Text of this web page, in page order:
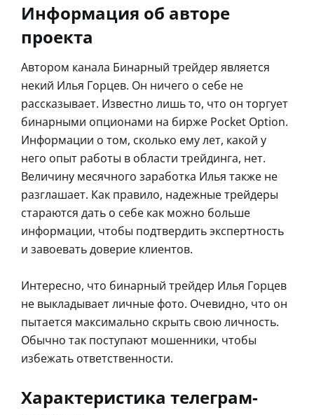
Информация об авторе
проекта
Автором канала Бинарный трейдер является
некий Илья Горцев. Он ничего о себе не
рассказывает. Известно лишь то, что он торгует
бинарными опционами на бирже Pocket Option.
Информации о том, сколько ему лет, какой у
него опыт работы в области трейдинга, нет.
Величину месячного заработка Илья также не
разглашает. Как правило, надежные трейдеры
стараются дать о себе как можно больше
информации, чтобы подтвердить экспертность
и завоевать доверие клиентов.
Интересно, что бинарный трейдер Илья Горцев
не выкладывает личные фото. Очевидно, что он
пытается максимально скрыть свою личность.
Обычно так поступают мошенники, чтобы
избежать ответственности.
Характеристика телеграм-